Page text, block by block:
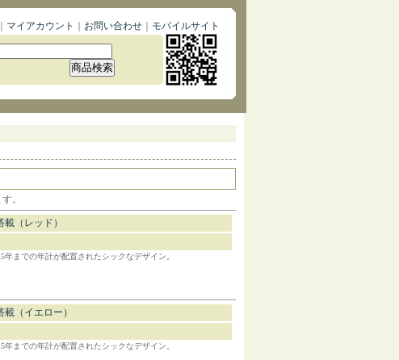
マイアカウント お問い合わせ モバイルサイト
。
（レッド）
までの年計が配置されたシックなデザイン。
（イエロー）
までの年計が配置されたシックなデザイン。